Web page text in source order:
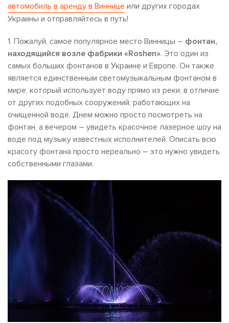
автомобиль в аренду в Виннице или других городах
Украины и отправляйтесь в путь!
1. Пожалуй, самое популярное место Винницы – фонтан,
находящийся возле фабрики «Roshen». Это один из
самых больших фонтанов в Украине и Европе. Он также
является единственным светомузыкальным фонтаном в
мире, который использует воду прямо из реки, в отличие
от других подобных сооружений, работающих на
очищенной воде. Днем можно просто посмотреть на
фонтан, а вечером – увидеть красочное лазерное шоу на
воде под музыку известных исполнителей. Описать всю
красоту фонтана просто нереально – это нужно увидеть
собственными глазами.